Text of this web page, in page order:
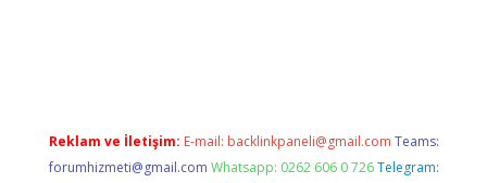
Reklam ve İletişim: E-mail: backlinkpaneli@gmail.com Teams:
forumhizmeti@gmail.com Whatsapp: 0262 606 0 726 Telegram: